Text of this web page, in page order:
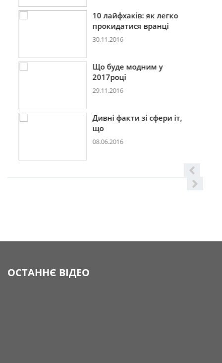
10 лайфхаків: як легко
прокидатися вранці
30.11.2016
Що буде модним у
2017році
29.11.2016
Дивні факти зі сфери іт,
08.06.2016
ОСТАННЄ ВІДЕО